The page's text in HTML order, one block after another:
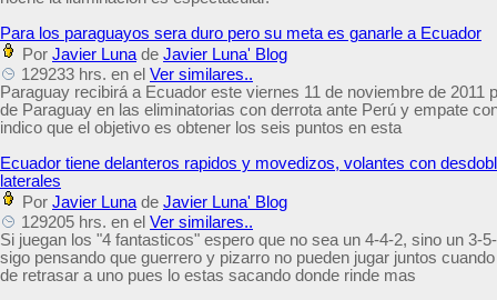
Para los paraguayos sera duro pero su meta es ganarle a Ecuador
Por Javier Luna de Javier Luna' Blog
129233 hrs. en el Ver similares..
Paraguay recibirá a Ecuador este viernes 11 de noviembre de 2011
de Paraguay en las eliminatorias con derrota ante Perú y empate
indico que el objetivo es obtener los seis puntos en esta
Ecuador tiene delanteros rapidos y movedizos, volantes con
laterales
Por Javier Luna de Javier Luna' Blog
129205 hrs. en el Ver similares..
Si juegan los "4 fantasticos" espero que no sea un 4-4-2, sino un 3-
sigo pensando que guerrero y pizarro no pueden jugar juntos
de retrasar a uno pues lo estas sacando donde rinde mas